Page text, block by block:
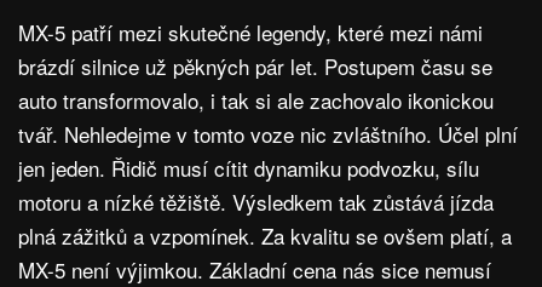
MX-5 patří mezi skutečné legendy, které mezi námi
brázdí silnice už pěkných pár let. Postupem času se
auto transformovalo, i tak si ale zachovalo ikonickou
tvář. Nehledejme v tomto voze nic zvláštního. Účel plní
jen jeden. Řidič musí cítit dynamiku podvozku, sílu
motoru a nízké těžiště. Výsledkem tak zůstává jízda
plná zážitků a vzpomínek. Za kvalitu se ovšem platí, a
MX-5 není výjimkou. Základní cena nás sice nemusí